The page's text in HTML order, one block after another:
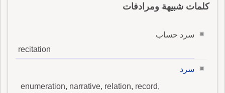
كلمات شبيهة ومرادفات
سرد حساب
recitation
سرد
enumeration, narrative, relation, record,